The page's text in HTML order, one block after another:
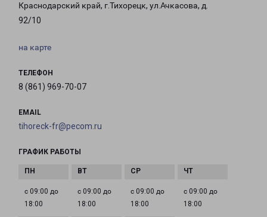
Краснодарский край, г.Тихорецк, ул.Ачкасова, д.
92/10
на карте
ТЕЛЕФОН
8 (861) 969-70-07
EMAIL
tihoreck-fr@pecom.ru
ГРАФИК РАБОТЫ
с 09:00 до
18:00
с 09:00 до
18:00
с 09:00 до
18:00
с 09:00 до
18:00